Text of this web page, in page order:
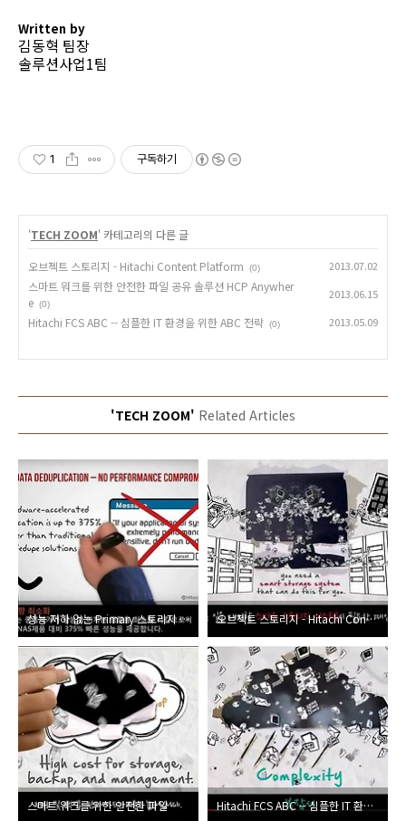
Written by
김동혁 팀장
솔루션사업1팀
1 구독하기
'TECH ZOOM' 카테고리의 다른 글
오브젝트 스토리지 - Hitachi Content Platform (0) 2013.07.02
스마트 워크를 위한 안전한 파일 공유 솔루션 HCP Anywher
e (0)
2013.06.15
Hitachi FCS ABC -- 심플한 IT 환경을 위한 ABC 전략 (0) 2013.05.09
'TECH ZOOM' Related Articles
성능 저하 없는 Primary 스토리지 중복제거 오브젝트 스토리지 - Hitachi Content Platform
스마트 워크를 위한 안전한 파일 공유 솔루션 HCP Anywhere Hitachi FCS ABC -- 심플한 IT 환경을 위한 ABC 전략